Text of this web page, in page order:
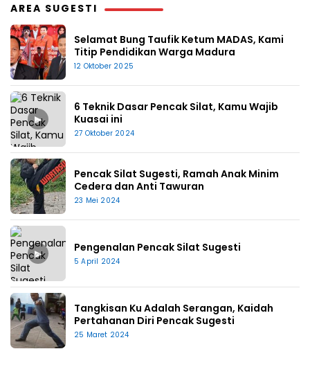
AREA SUGESTI
Selamat Bung Taufik Ketum MADAS, Kami
Titip Pendidikan Warga Madura
12 Oktober 2025
▶
6 Teknik Dasar Pencak Silat, Kamu Wajib
Kuasai ini
27 Oktober 2024
Pencak Silat Sugesti, Ramah Anak Minim
Cedera dan Anti Tawuran
23 Mei 2024
▶ Pengenalan Pencak Silat Sugesti
5 April 2024
Tangkisan Ku Adalah Serangan, Kaidah
Pertahanan Diri Pencak Sugesti
25 Maret 2024